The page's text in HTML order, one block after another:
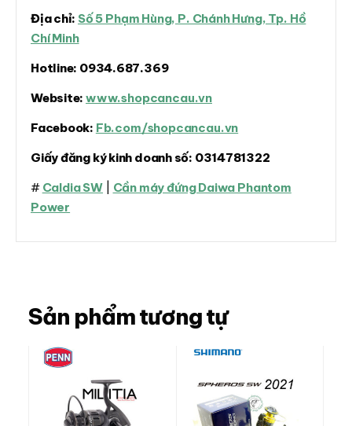
Địa chỉ: Số 5 Phạm Hùng, P. Chánh Hưng, Tp. Hồ
Chí Minh
Hotline: 0934.687.369
Website: www.shopcancau.vn
Facebook: Fb.com/shopcancau.vn
Giấy đăng ký kinh doanh số: 0314781322
# Caldia SW
Cần máy đứng Daiwa Phantom
Power
Sản phẩm tương tự